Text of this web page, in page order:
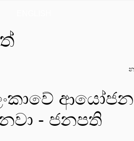
- ජනපති